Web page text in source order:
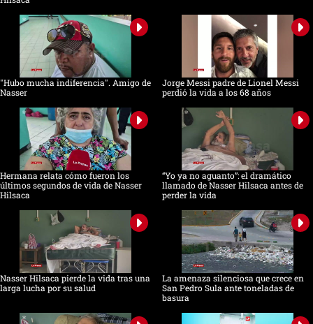
"Hubo mucha indiferencia". Amigo de
Nasser
Jorge Messi padre de Lionel Messi
perdió la vida a los 68 años
Hermana relata cómo fueron los
últimos segundos de vida de Nasser
Hilsaca
“Yo ya no aguanto”: el dramático
llamado de Nasser Hilsaca antes de
perder la vida
Nasser Hilsaca pierde la vida tras una
larga lucha por su salud
La amenaza silenciosa que crece en
San Pedro Sula ante toneladas de
basura